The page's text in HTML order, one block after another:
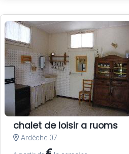
chalet de loisir a ruoms
Ardèche 07